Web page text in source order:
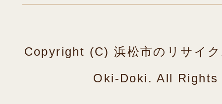
Copyright (C) 浜松市のリサイ
Oki-Doki. All Rights